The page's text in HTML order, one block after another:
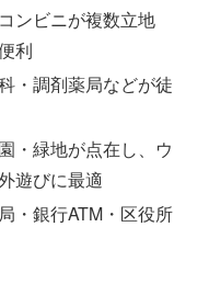
ンビニが複数立地
利
・調剤薬局などが徒
・緑地が点在し、ウ
遊びに最適
・銀行ATM・区役所